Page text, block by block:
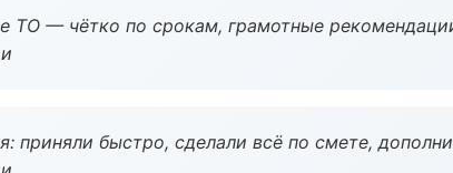
ТО — чётко по срокам, грамотные
приняли быстро, сделали всё по смете,